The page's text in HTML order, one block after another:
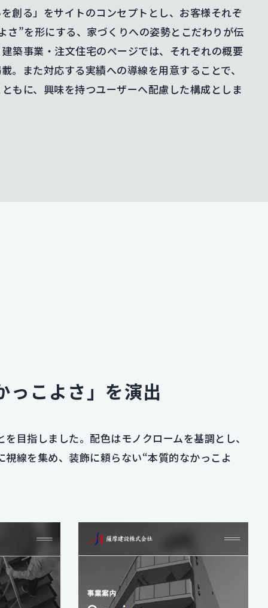
創る」をサイトのコンセプトとし、お客様それぞ
さ”を形にする、家づくりへの姿勢とこだわりが伝
築事業・注文住宅のページでは、それぞれの概要
。また対応する実績への導線を用意することで、
もに、興味を持つユーザーへ配慮した構成としま
っこよさ」を演出
目指しました。配色はモノクロームを基調とし、
線を集め、装飾に頼らない“本質的なかっこよ